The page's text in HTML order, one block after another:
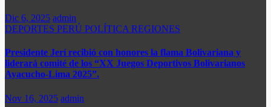
Dic 6, 2025 admin
DEPORTES PERÚ POLÍTICA REGIONES
Presidente Jerí recibió con honores la flama Bolivariana y
liderará comité de los “XX Juegos Deportivos Bolivarianos
Ayacucho-Lima 2025”.
Nov 16, 2025 admin